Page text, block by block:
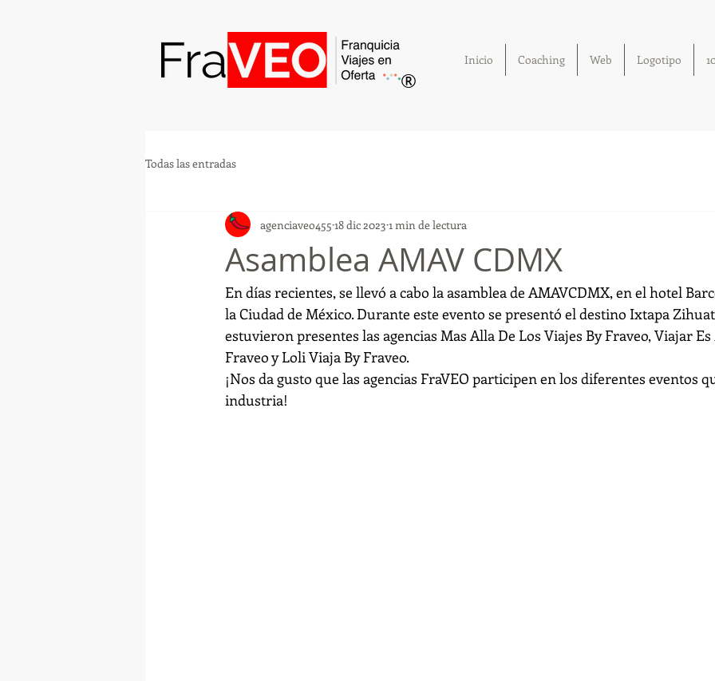
®
Inicio Coaching Web Logotipo
Todas las entradas
Asamblea AMAV CDMX
agenciaveo455 18 dic 2023 1 min de lectura
En días recientes, se llevó a cabo la asamblea de AMAVCDMX, en el hotel
la Ciudad de México. Durante este evento se presentó el destino Ixtapa
estuvieron presentes las agencias Mas Alla De Los Viajes By Fraveo, Viajar
Fraveo y Loli Viaja By Fraveo.
¡Nos da gusto que las agencias FraVEO participen en los diferentes eventos
industria!